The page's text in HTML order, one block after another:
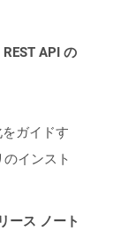
API の
ガイドす
インスト
ース ノート